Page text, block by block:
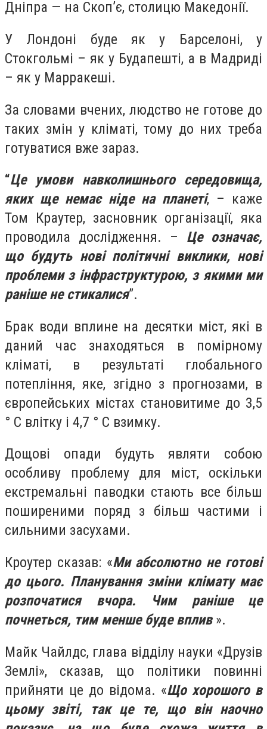
Дніпра — на Скоп’є, столицю Македонії.
У Лондоні буде як у Барселоні, у
Стокгольмі – як у Будапешті, а в Мадриді
– як у Марракеші.
За словами вчених, людство не готове до
таких змін у кліматі, тому до них треба
готуватися вже зараз.
“Це умови навколишнього середовища,
яких ще немає ніде на планеті, – каже
Том Краутер, засновник організації, яка
проводила дослідження. – Це означає,
що будуть нові політичні виклики, нові
проблеми з інфраструктурою, з якими ми
раніше не стикалися”.
Брак води вплине на десятки міст, які в
даний час знаходяться в помірному
кліматі, в результаті глобального
потепління, яке, згідно з прогнозами, в
європейських містах становитиме до 3,5
° C влітку і 4,7 ° C взимку.
Дощові опади будуть являти собою
особливу проблему для міст, оскільки
екстремальні паводки стають все більш
поширеними поряд з більш частими і
сильними засухами.
Кроутер сказав: «Ми абсолютно не готові
до цього. Планування зміни клімату має
розпочатися вчора. Чим раніше це
почнеться, тим менше буде вплив».
Майк Чайлдс, глава відділу науки «Друзів
Землі», сказав, що політики повинні
прийняти це до відома. «Що хорошого в
цьому звіті, так це те, що він наочно